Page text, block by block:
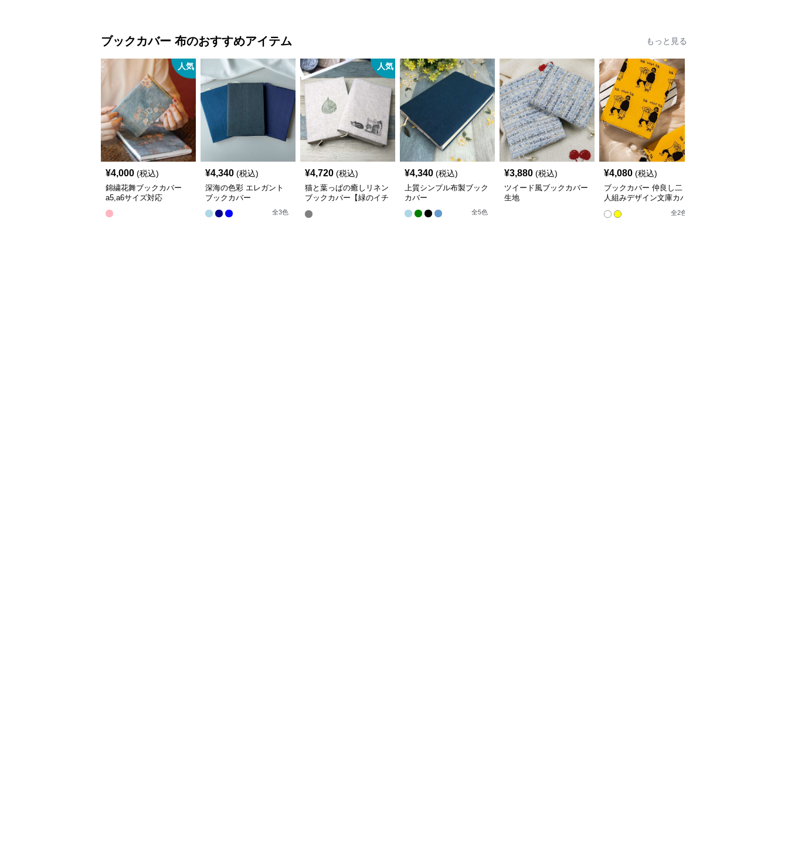
ブックカバー 布のおすすめアイテム もっと見る
人気
¥4,000 (税込)
錦繍花舞ブックカバー
a5,a6サイズ対応
¥4,340 (税込)
深海の色彩 エレガント
ブックカバー
全3色
人気
¥4,720 (税込)
猫と葉っぱの癒しリネン
ブックカバー【緑のイチ
¥4,340 (税込)
上質シンプル布製ブック
カバー
全5色
¥3,880 (税込)
ツイード風ブックカバー
生地
¥4,080 (税込)
ブックカバー 仲良し二
人組みデザイン文庫カバ
全2色